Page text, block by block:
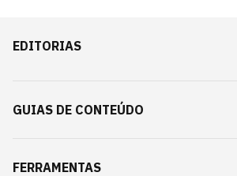
EDITORIAS
GUIAS DE CONTEÚDO
FERRAMENTAS